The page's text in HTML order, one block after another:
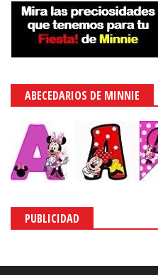
ABECEDARIOS DE MINNIE
PUBLICIDAD